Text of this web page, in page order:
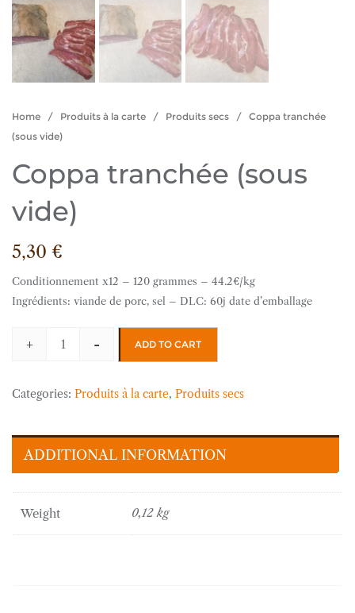
Home / Produits à la carte / Produits secs / Coppa tranchée
(sous vide)
Coppa tranchée (sous
vide)
5,30 €
Conditionnement x12 – 120 grammes – 44.2€/kg
Ingrédients: viande de porc, sel – DLC: 60j date d’emballage
+
(sous
quantity
- ADD TO CART
Categories: Produits à la carte, Produits secs
ADDITIONAL INFORMATION
Weight 0,12 kg